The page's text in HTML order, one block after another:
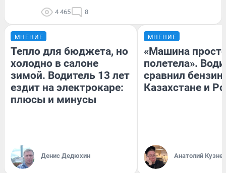
4 465 8
МНЕНИЕ
Тепло для бюджета, но
холодно в салоне
зимой. Водитель 13 лет
ездит на электрокаре:
плюсы и минусы
Денис Дедюхин
МНЕНИЕ
«Машина
полетела».
сравнил бензин
Казахстане и
Анатолий